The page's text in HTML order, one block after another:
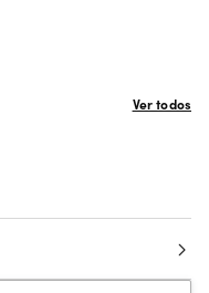
Ver todos